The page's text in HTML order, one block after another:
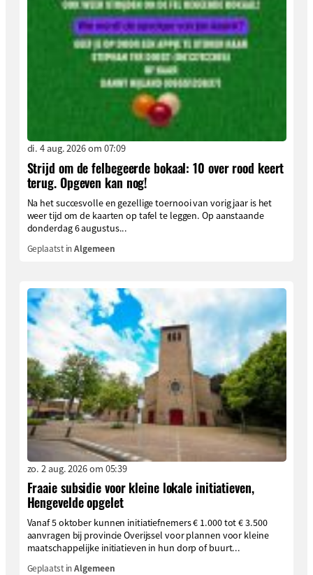
di. 4 aug. 2026 om 07:09
Strijd om de felbegeerde bokaal: 10 over rood keert
terug. Opgeven kan nog!
Na het succesvolle en gezellige toernooi van vorig jaar is het
weer tijd om de kaarten op tafel te leggen. Op aanstaande
donderdag 6 augustus...
Geplaatst inAlgemeen
zo. 2 aug. 2026 om 05:39
Fraaie subsidie voor kleine lokale initiatieven,
Hengevelde opgelet
Vanaf 5 oktober kunnen initiatiefnemers € 1.000 tot € 3.500
aanvragen bij provincie Overijssel voor plannen voor kleine
maatschappelijke initiatieven in hun dorp of buurt...
Geplaatst inAlgemeen